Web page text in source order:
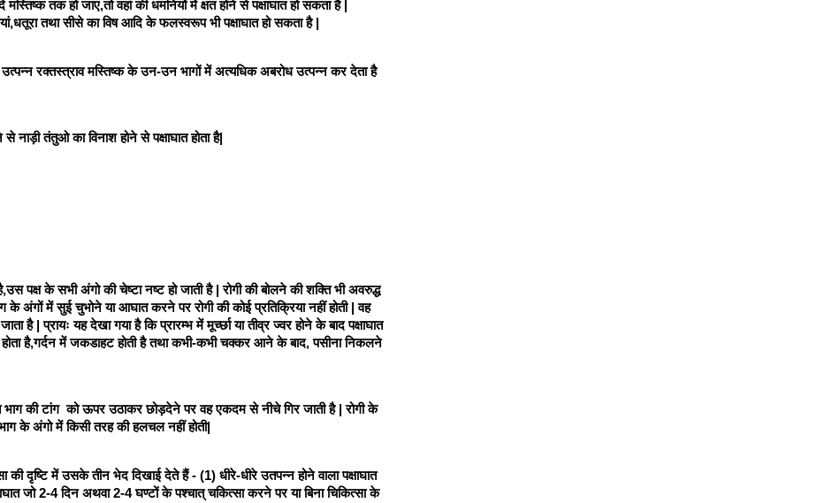
तक हो जाए,तो वहां की धमनियों में क्षत होने से पक्षाघात हो सकता है |
तथा सीसे का विष आदि के फलस्वरूप भी पक्षाघात हो सकता है |
उत्पन्न रक्तस्त्राव मस्तिष्क के उन-उन भागों में अत्यधिक अबरोध उत्पन्न कर देता है
नाड़ी तंतुओ का विनाश होने से पक्षाघात होता है|
पक्ष के सभी अंगो की चेष्टा नष्ट हो जाती है | रोगी की बोलने की शक्ति भी अवरुद्ध
के अंगों में सुई चुभोने या आघात करने पर रोगी की कोई प्रतिक्रिया नहीं होती | वह
है | प्रायः यह देखा गया है कि प्रारम्भ में मूर्च्छा या तीव्र ज्वर होने के बाद पक्षाघात
होता है,गर्दन में जकडाहट होती है तथा कभी-कभी चक्कर आने के बाद, पसीना निकलने
भाग की टांग  को ऊपर उठाकर छोड़देने पर वह एकदम से नीचे गिर जाती है | रोगी के
के अंगो में किसी तरह की हलचल नहीं होती|
की दृष्टि में उसके तीन भेद दिखाई देते हैं - (1) धीरे-धीरे उतपन्न होने वाला पक्षाघात
जो 2-4 दिन अथवा 2-4 घण्टों के पश्चात् चकित्सा करने पर या बिना चिकित्सा के